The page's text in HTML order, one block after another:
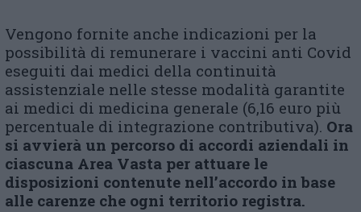
Vengono fornite anche indicazioni per la
possibilità di remunerare i vaccini anti Covid
eseguiti dai medici della continuità
assistenziale nelle stesse modalità garantite
ai medici di medicina generale (6,16 euro più
percentuale di integrazione contributiva). Ora
si avvierà un percorso di accordi aziendali in
ciascuna Area Vasta per attuare le
disposizioni contenute nell’accordo in base
alle carenze che ogni territorio registra.